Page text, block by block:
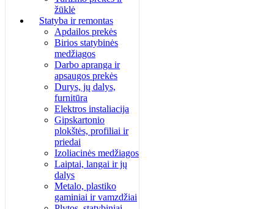
žūklė
Statyba ir remontas
Apdailos prekės
Birios statybinės
medžiagos
Darbo apranga ir
apsaugos prekės
Durys, jų dalys,
furnitūra
Elektros instaliacija
Gipskartonio
plokštės, profiliai ir
priedai
Izoliacinės medžiagos
Laiptai, langai ir jų
dalys
Metalo, plastiko
gaminiai ir vamzdžiai